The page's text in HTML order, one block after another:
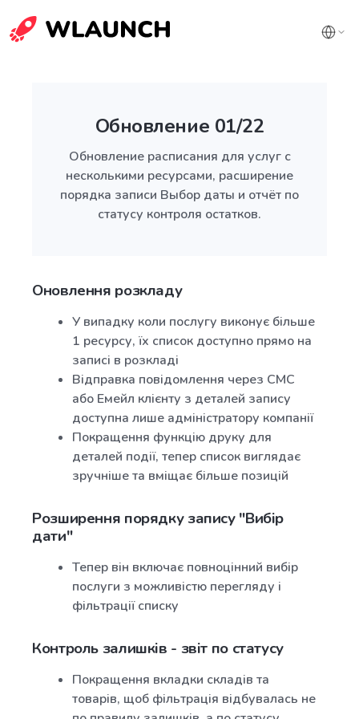
Обновление 01/22
Обновление расписания для услуг с
несколькими ресурсами, расширение
порядка записи Выбор даты и отчёт по
статусу контроля остатков.
Оновлення розкладу
У випадку коли послугу виконує більше
1 ресурсу, їх список доступно прямо на
записі в розкладі
Відправка повідомлення через СМС
або Емейл клієнту з деталей запису
доступна лише адміністратору компанії
Покращення функцію друку для
деталей події, тепер список виглядає
зручніше та вміщає більше позицій
Розширення порядку запису "Вибір
дати"
Тепер він включає повноцінний вибір
послуги з можливістю перегляду і
фільтрації списку
Контроль залишків - звіт по статусу
Покращення вкладки складів та
товарів, щоб фільтрація відбувалась не